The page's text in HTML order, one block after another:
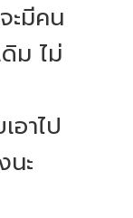
ะมีคน
ม ไม่
อาไป
นะ